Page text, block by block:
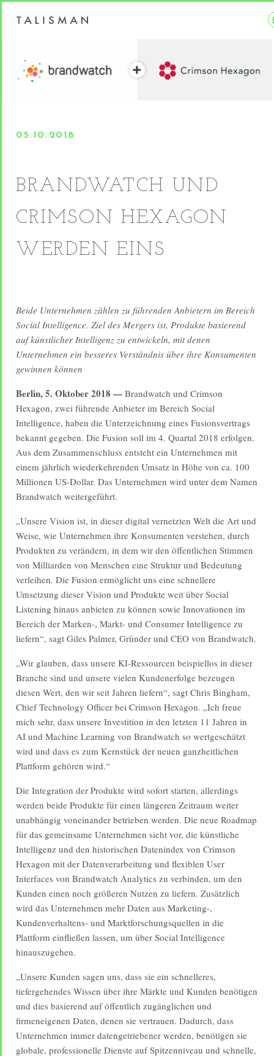
05.10.2018
BRANDWATCH UND
CRIMSON HEXAGON
WERDEN EINS
Beide Unternehmen zählen zu führenden Anbietern im Bereich
Social Intelligence. Ziel des Mergers ist, Produkte basierend
auf künstlicher Intelligenz zu entwickeln, mit denen
Unternehmen ein besseres Verständnis über ihre Konsumenten
gewinnen können
Berlin, 5. Oktober 2018 — Brandwatch und Crimson
Hexagon, zwei führende Anbieter im Bereich Social
Intelligence, haben die Unterzeichnung eines Fusionsvertrags
bekannt gegeben. Die Fusion soll im 4. Quartal 2018 erfolgen.
Aus dem Zusammenschluss entsteht ein Unternehmen mit
einem jährlich wiederkehrenden Umsatz in Höhe von ca. 100
Millionen US-Dollar. Das Unternehmen wird unter dem Namen
Brandwatch weitergeführt.
„Unsere Vision ist, in dieser digital vernetzten Welt die Art und
Weise, wie Unternehmen ihre Konsumenten verstehen, durch
Produkten zu verändern, in dem wir den öffentlichen Stimmen
von Milliarden von Menschen eine Struktur und Bedeutung
verleihen. Die Fusion ermöglicht uns eine schnellere
Umsetzung dieser Vision und Produkte weit über Social
Listening hinaus anbieten zu können sowie Innovationen im
Bereich der Marken-, Markt- und Consumer Intelligence zu
liefern“, sagt Giles Palmer, Gründer und CEO von Brandwatch.
„Wir glauben, dass unsere KI-Ressourcen beispiellos in dieser
Branche sind und unsere vielen Kundenerfolge bezeugen
diesen Wert, den wir seit Jahren liefern“, sagt Chris Bingham,
Chief Technology Officer bei Crimson Hexagon. „Ich freue
mich sehr, dass unsere Investition in den letzten 11 Jahren in
AI und Machine Learning von Brandwatch so wertgeschätzt
wird und dass es zum Kernstück der neuen ganzheitlichen
Plattform gehören wird.“
Die Integration der Produkte wird sofort starten, allerdings
werden beide Produkte für einen längeren Zeitraum weiter
unabhängig voneinander betrieben werden. Die neue Roadmap
für das gemeinsame Unternehmen sieht vor, die künstliche
Intelligenz und den historischen Datenindex von Crimson
Hexagon mit der Datenverarbeitung und flexiblen User
Interfaces von Brandwatch Analytics zu verbinden, um den
Kunden einen noch größeren Nutzen zu liefern. Zusätzlich
wird das Unternehmen mehr Daten aus Marketing-,
Kundenverhaltens- und Marktforschungsquellen in die
Plattform einfließen lassen, um über Social Intelligence
hinauszugehen.
„Unsere Kunden sagen uns, dass sie ein schnelleres,
tiefergehendes Wissen über ihre Märkte und Kunden benötigen
und dies basierend auf öffentlich zugänglichen und
firmeneigenen Daten, denen sie vertrauen. Dadurch, dass
Unternehmen immer datengetriebener werden, benötigen sie
globale, professionelle Dienste auf Spitzenniveau und schnelle,